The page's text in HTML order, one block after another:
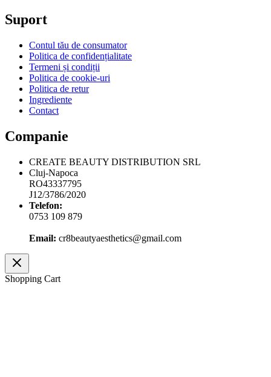
Suport
Contul tău de consumator
Politica de confidențialitate
Termeni și condiții
Politica de cookie-uri
Politica de retur
Ingrediente
Contact
Companie
CREATE BEAUTY DISTRIBUTION SRL
Cluj-Napoca
RO43337795
J12/3786/2020
Telefon:
0753 109 879
Email: cr8beautyaesthetics@gmail.com
Shopping Cart